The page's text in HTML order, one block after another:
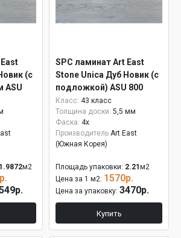
(с
ASU
1.9872м2
SPC ламинат Art East
Stone Unica Дуб Новик (с
подложкой) ASU 800
Класс: 43 класс
Толщина доски: 5,5 мм
Фаска: 4x
Производитель Art East
(Южная Корея)
Площадь упаковки: 2.21 м2
Цена за 1 м2: 1570р.
Цена за упаковку: 3470р.
Купить